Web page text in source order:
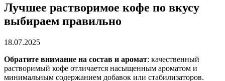
Лучшее растворимое кофе по вкусу
выбираем правильно
18.07.2025
Обратите внимание на состав и аромат: качественный
растворимый кофе отличается насыщенным ароматом и
минимальным содержанием добавок или стабилизаторов.